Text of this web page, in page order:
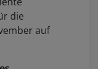
die
auf